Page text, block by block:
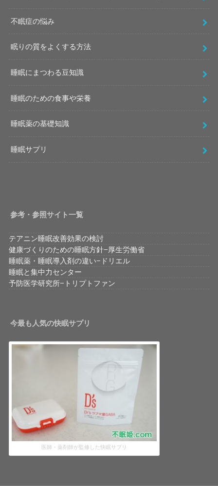
不眠症の悩み
眠りの質をよくする方法
睡眠にまつわる豆知識
睡眠のための食事や栄養
睡眠薬の基礎知識
睡眠サプリ
参考・参照サイト一覧
テアニン睡眠改善効果の検討
健康づくりのための睡眠方針−厚生労働省
睡眠薬・睡眠導入剤の違い−ドリエル
睡眠と集中力センター
予防医学研究所−トリプトファン
今最も人気の快眠サプリ
医師・薬剤師が監修した快眠サプリ